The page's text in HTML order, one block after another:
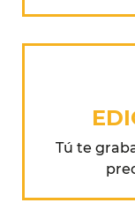
Tú te